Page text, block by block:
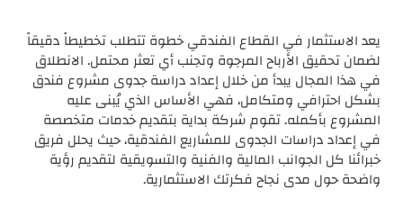
يعد الاستثمار في القطاع الفندقي خطوة تتطلب تخطيطاً دقيقاً
لضمان تحقيق الأرباح المرجوة وتجنب أي تعثر محتمل. الانطلاق
في هذا المجال يبدأ من خلال إعداد دراسة جدوى مشروع فندق
بشكل احترافي ومتكامل، فهي الأساس الذي يُبنى عليه
المشروع بأكمله. تقوم شركة بداية بتقديم خدمات متخصصة
في إعداد دراسات الجدوى للمشاريع الفندقية، حيث يحلل فريق
خبرائنا كل الجوانب المالية والفنية والتسويقية لتقديم رؤية
واضحة حول مدى نجاح فكرتك الاستثمارية.